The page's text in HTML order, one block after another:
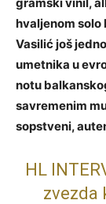
hvaljenom solo
Vasilić još
umetnika u
notu
savremenim
sopstveni,
HL
zvezda